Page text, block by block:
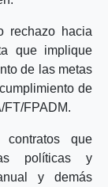
rechazo hacia
que implique
de las metas
de
FT/FPADM.
que
políticas y
y demás